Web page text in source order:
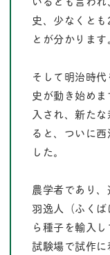
史、少なくと
とが分かります。
そして明治時
史が動き始め
入され、新た
ると、ついに
した。
農学者であり
羽逸人（ふく
ら種子を輸入
試験場で試作に